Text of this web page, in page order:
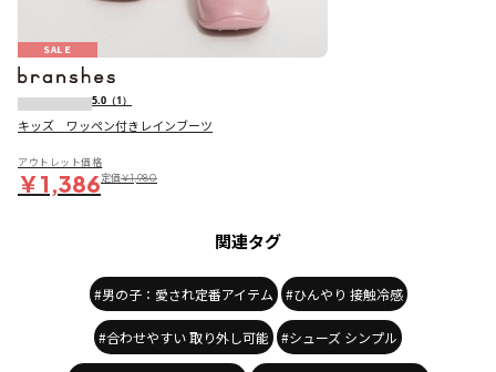
SALE
5.0 （1）
キッズ ワッペン付きレインブーツ
アウトレット価格
￥1,386定価￥1,980
関連タグ
#男の子：愛され定番アイテム #ひんやり 接触冷感
#合わせやすい 取り外し可能 #シューズ シンプル